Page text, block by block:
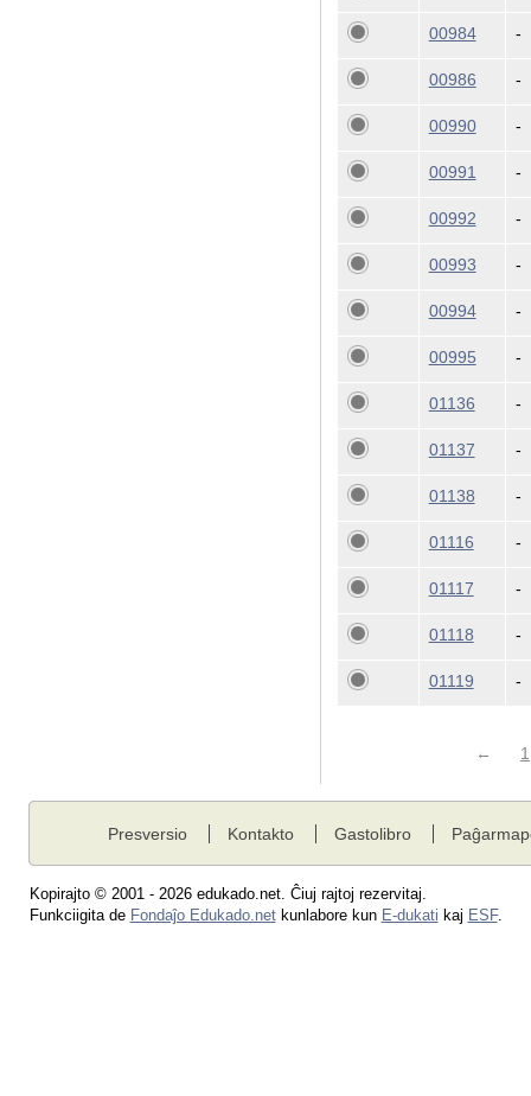
00984 -
00986 -
00990 -
00991 -
00992 -
00993 -
00994 -
00995 -
01136 -
01137 -
01138 -
01116 -
01117 -
01118 -
01119 -
← 1
Presversio Kontakto Gastolibro
Kopirajto © 2001 - 2026 edukado.net. Ĉiuj rajtoj rezervitaj.
Funkciigita de Fondaĵo Edukado.netkunlabore kun E-dukati kaj ESF.